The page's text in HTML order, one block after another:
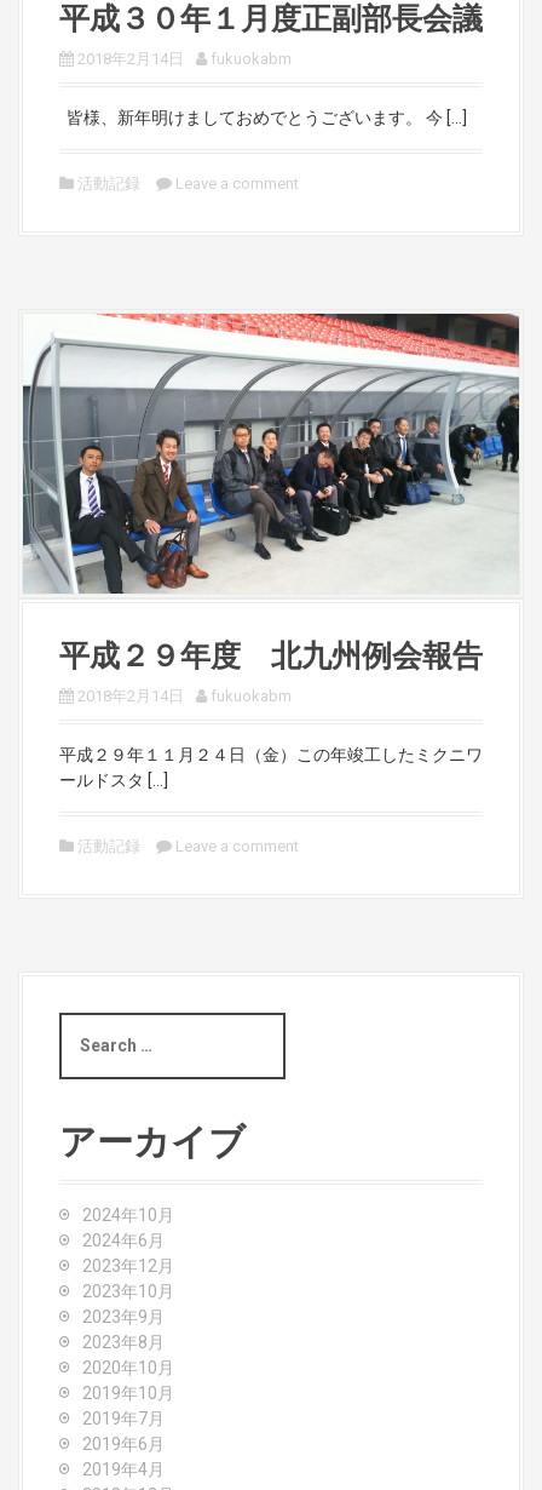
平成３０年１月度正副部長会議
2018年2月14日 fukuokabm
皆様、新年明けましておめでとうございます。 今 […]
活動記録 Leave a comment
平成２９年度 北九州例会報告
2018年2月14日 fukuokabm
平成２９年１１月２４日（金）この年竣工したミクニワ
ールドスタ […]
活動記録 Leave a comment
a
c
h
アーカイブ
2024年10月
2024年6月
2023年12月
2023年10月
2023年9月
2023年8月
2020年10月
2019年10月
2019年7月
2019年6月
2019年4月